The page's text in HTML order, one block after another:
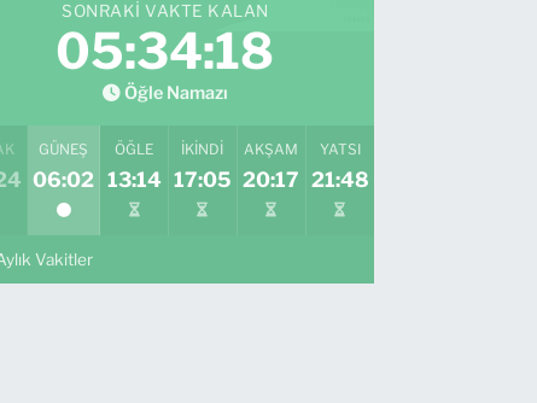
SONRAKI VAKTE KALAN
05:34:17
Öğle Namazı
GÜNEŞ
06:02
ÖĞLE
13:14
İKINDI
17:05
AKŞAM
20:17
YATSI
21:48
Vakitler